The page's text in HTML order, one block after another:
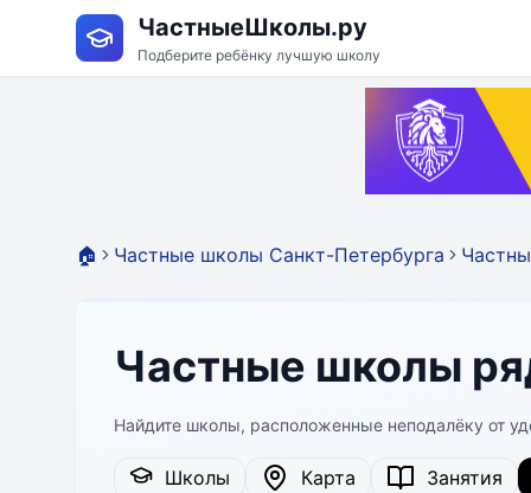
ЧастныеШколы.ру
Подберите ребёнку лучшую школу
🏠 Частные школы Санкт-Петербурга
Частные школы
Найдите школы, расположенные неподалёку от
Школы Карта Занятия